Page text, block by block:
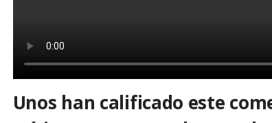
Unos han calificado este